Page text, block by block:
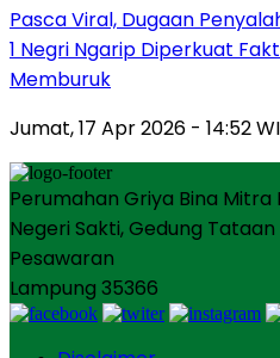
Pasca Viral, Dugaan
1 Negri Ngarip Diperkuat
Memburuk
Jumat, 17 Apr 2026 - 14:52
Perumahan Griya Bina Mitra
Negeri Sakti, Gedung Tataan
Pesawaran
Lampung 35366